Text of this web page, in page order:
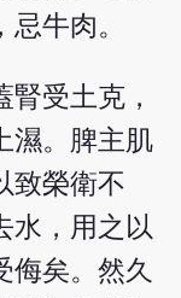
牛肉。
受土克，
濕。脾主肌
致榮衛不
水，用之以
侮矣。然久